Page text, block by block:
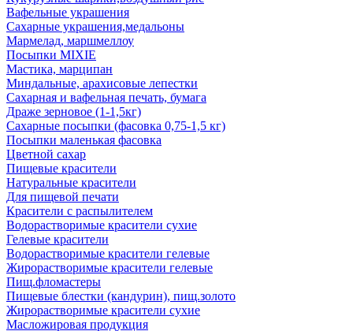
Вафельные украшения
Сахарные украшения,медальоны
Мармелад, маршмеллоу
Посыпки MIXIE
Мастика, марципан
Миндальные, арахисовые лепестки
Сахарная и вафельная печать, бумага
Драже зерновое (1-1,5кг)
Сахарные посыпки (фасовка 0,75-1,5 кг)
Посыпки маленькая фасовка
Цветной сахар
Пищевые красители
Натуральные красители
Для пищевой печати
Красители с распылителем
Водорастворимые красители сухие
Гелевые красители
Водорастворимые красители гелевые
Жирорастворимые красители гелевые
Пищ.фломастеры
Пищевые блестки (кандурин), пищ.золото
Жирорастворимые красители сухие
Масложировая продукция